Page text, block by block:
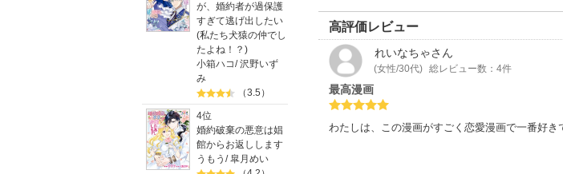
が、婚約者が過保護
すぎて逃げ出したい
(私たち犬猿の仲でし
たよね！？)
小箱ハコ/沢野いず
み
（3.5）
4位
婚約破棄の悪意は娼
館からお返しします
うもう /皐月めい
高評価レビュー
れいなちゃさん
(女性/30代) 総レビュー数：4件
最高漫画
わたしは、この漫画がすごく恋愛漫画で一番好き